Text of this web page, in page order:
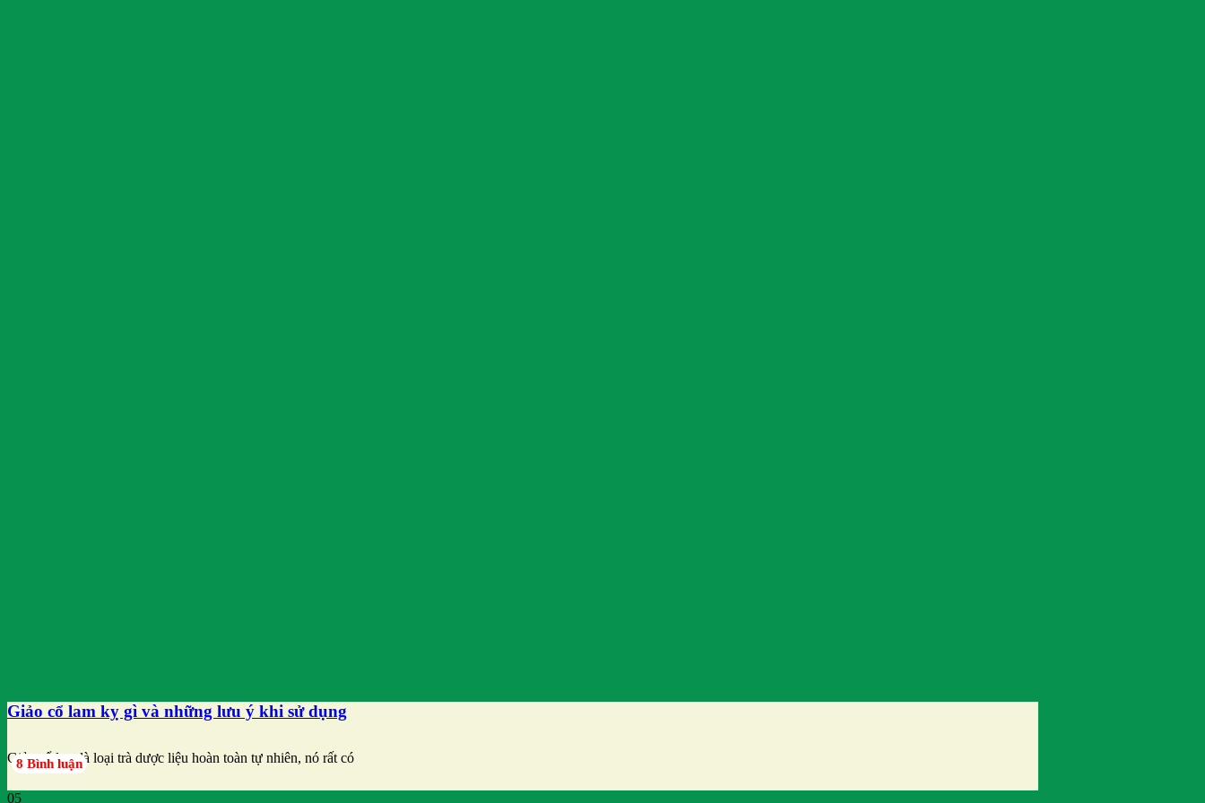
Giảo cổ lam kỵ gì và những lưu ý khi sử dụng
Giảo cổ lam là loại trà dược liệu hoàn toàn tự nhiên, nó rất có
8 Bình luận
05